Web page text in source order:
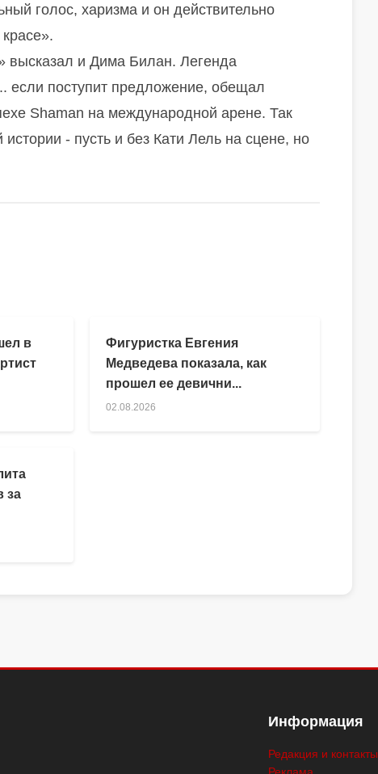
голос, харизма и он действительно
высказал и Дима Билан. Легенда
если поступит предложение, обещал
Shaman на международной арене. Так
- пусть и без Кати Лель на сцене, но
в
Фигуристка Евгения
Медведева показала, как
прошел ее девични...
02.08.2026
за
Информация
Редакция и контакты